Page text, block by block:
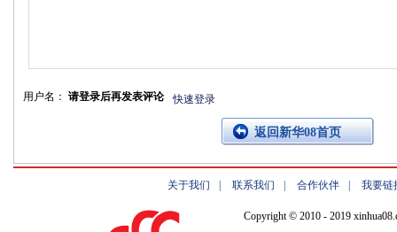
用户名： 请登录后再发表评论 快速登录
返回新华08首页
关于我们 联系我们 合作伙伴 我要链
Copyright © 2010 - 2019